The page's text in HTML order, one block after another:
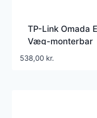
TP-Link Omada
Væg-monterbar
538,00 kr.